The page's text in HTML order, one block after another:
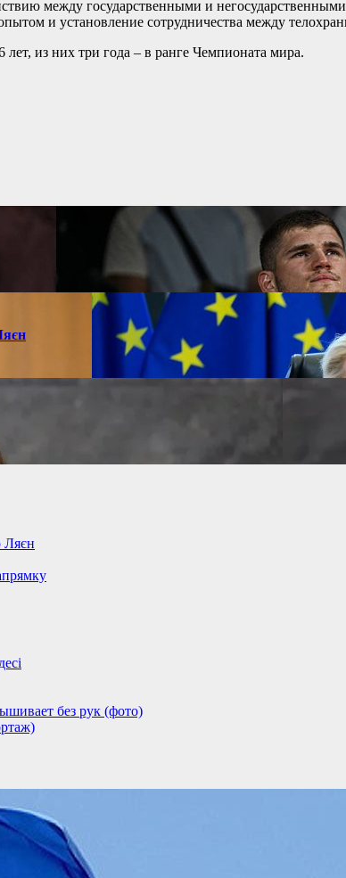
между государственными и
и установление сотрудничества между
из них три года – в ранге Чемпионата мира.
Ляєн
без рук (фото)